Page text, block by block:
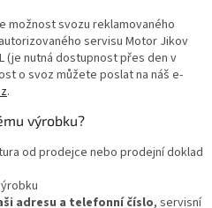
možnost svozu reklamovaného
servisu Motor Jikov
(je nutná dostupnost přes den v
o svoz můžete poslat na náš e-
.
výrobku?
od prodejce nebo prodejní doklad
adresu a telefonní číslo, servisní